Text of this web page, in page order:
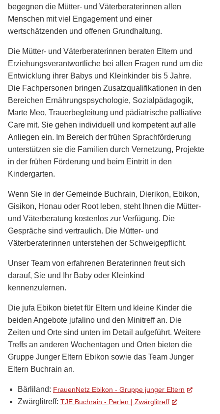
begegnen die Mütter- und Väterberaterinnen allen
Menschen mit viel Engagement und einer
wertschätzenden und offenen Grundhaltung.
Die Mütter- und Väterberaterinnen beraten Eltern und
Erziehungsverantwortliche bei allen Fragen rund um die
Entwicklung ihrer Babys und Kleinkinder bis 5 Jahre.
Die Fachpersonen bringen Zusatzqualifikationen in den
Bereichen Ernährungspsychologie, Sozialpädagogik,
Marte Meo, Trauerbegleitung und pädiatrische palliative
Care mit. Sie gehen individuell und kompetent auf alle
Anliegen ein. Im Bereich der frühen Sprachförderung
unterstützen sie die Familien durch Vernetzung, Projekte
in der frühen Förderung und beim Eintritt in den
Kindergarten.
Wenn Sie in der Gemeinde Buchrain, Dierikon, Ebikon,
Gisikon, Honau oder Root leben, steht Ihnen die Mütter-
und Väterberatung kostenlos zur Verfügung. Die
Gespräche sind vertraulich. Die Mütter- und
Väterberaterinnen unterstehen der Schweigepflicht.
Unser Team von erfahrenen Beraterinnen freut sich
darauf, Sie und Ihr Baby oder Kleinkind
kennenzulernen.
Die jufa Ebikon bietet für Eltern und kleine Kinder die
beiden Angebote jufalino und den Minitreff an. Die
Zeiten und Orte sind unten im Detail aufgeführt. Weitere
Treffs an anderen Wochentagen und Orten bieten die
Gruppe Junger Eltern Ebikon sowie das Team Junger
Eltern Buchrain an.
Bärliland: FrauenNetz Ebikon - Gruppe junger Eltern
Zwärglitreff: TJE Buchrain - Perlen | Zwärglitreff (External